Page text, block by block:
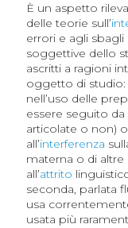
È un aspetto
delle teorie sull’
errori e agli
soggettive dello
ascritti a ragioni
oggetto di studio:
nell’uso delle
essere seguito da
articolate o non)
all’interferenza
materna o di
all’attrito
seconda, parlata
usa
usata più